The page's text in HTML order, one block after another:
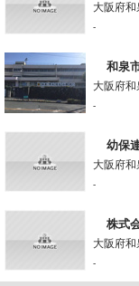
大阪府和
-
和泉
大阪府和
-
幼保
大阪府和
-
株式
大阪府和
-